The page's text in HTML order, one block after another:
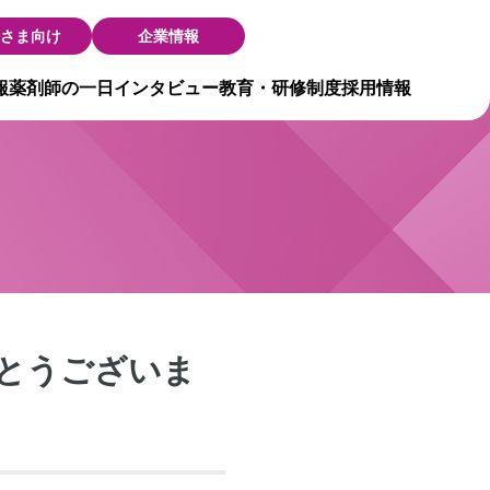
ま向け 企業情報
薬剤師の一日 インタビュー教育・研修制度採用情報
うございま